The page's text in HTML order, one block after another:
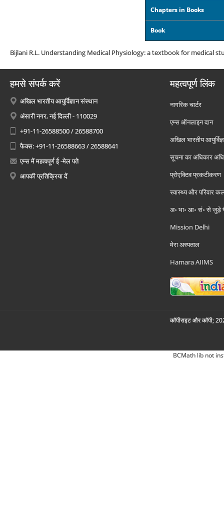
Chapters in Books
Book
Bijlani R.L. Understanding Medical Physiology: a textbook for medical
हमसे संपर्क करें
अखिल भारतीय आयुर्विज्ञान संस्थान
अंसारी नगर, नई दिल्ली - 110029
+91-11-26588500 / 26588700
फैक्स: +91-11-26588663 / 26588641
एम्स में महत्वपूर्ण ई -मेल पते
आपकी प्रतिक्रिया दें
महत्वपूर्ण लिंक
नागरिक चार्टर
एम्स ऑनलाइन दान
अखिल भारतीय
सूचना का अधिकार
प्रोएक्टिव प्रकटीकरण
स्वास्थ्य और परिवार
अ॰ भा॰ आ॰ सं॰ से जुड़े
Mission Delhi
मेरा अस्पताल
Hamara AIIMS
कॉपीराइट और कॉपी;
BCMath lib not